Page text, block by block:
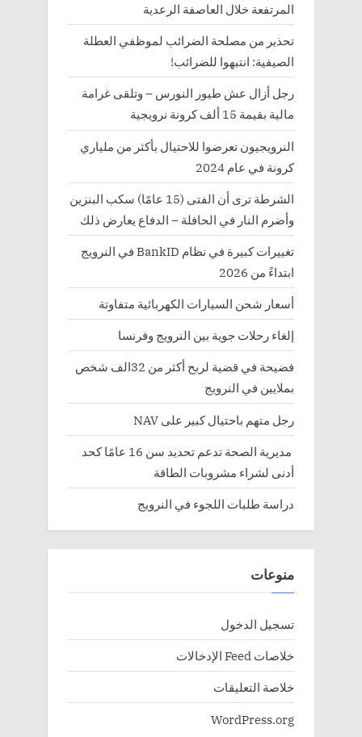
المرتفعة خلال العاصفة الرعدية
تحذير من مصلحة الضرائب لموظفي العطلة
الصيفية: انتبهوا للضرائب!
رجل أزال عش طيور النورس – وتلقى غرامة
مالية بقيمة 15 ألف كرونة نرويجية
النرويجيون تعرضوا للاحتيال بأكثر من ملياري
كرونة في عام 2024
الشرطة ترى أن الفتى (15 عامًا) سكب البنزين
وأضرم النار في الحافلة – الدفاع يعارض ذلك
تغييرات كبيرة في نظام BankID في النرويج
ابتداءً من 2026
أسعار شحن السيارات الكهربائية متفاوتة
إلغاء رحلات جوية بين النرويج وفرنسا
فضيحة في قضية لربح أكثر من 32الف شخص
بملايين في النرويج
رجل متهم باحتيال كبير على NAV
مديرية الصحة تدعم تحديد سن 16 عامًا كحد
أدنى لشراء مشروبات الطاقة
دراسة طلبات اللجوء في النرويج
منوعات
تسجيل الدخول
خلاصات Feed الإدخالات
خلاصة التعليقات
WordPress.org